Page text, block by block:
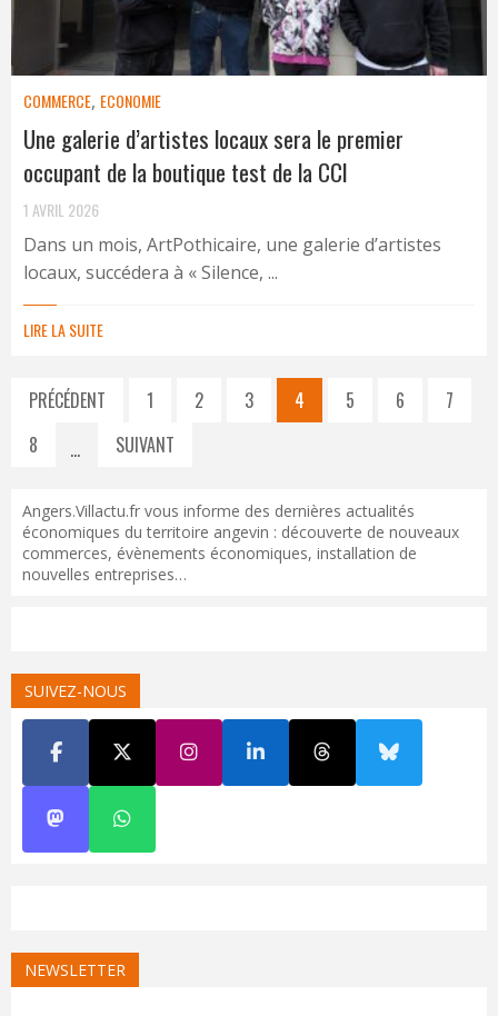
COMMERCE, ECONOMIE
Une galerie d’artistes locaux sera le premier
occupant de la boutique test de la CCI
1 AVRIL 2026
Dans un mois, ArtPothicaire, une galerie d’artistes
locaux, succédera à « Silence, ...
LIRE LA SUITE
PRÉCÉDENT 1 2 3 4 5 6
7
8
… SUIVANT
Angers.Villactu.fr vous informe des dernières actualités
économiques du territoire angevin : découverte de nouveaux
commerces, évènements économiques, installation de
nouvelles entreprises…
SUIVEZ-NOUS
NEWSLETTER